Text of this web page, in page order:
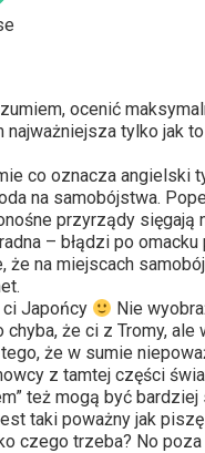
ocenić
tylko jak
co oznacza angielski
na samobójstwa.
przyrządy sięgają
– błądzi po
na miejscach
ci Japońcy
Nie
że ci z Tromy,
że w sumie
z tamtej części
też mogą być
taki poważny jak
czego trzeba? No